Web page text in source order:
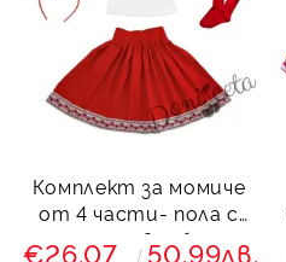
Комплект за момиче
от 4 части- пола с
етно мотиви, блуза с
€26.07 50.99лв.